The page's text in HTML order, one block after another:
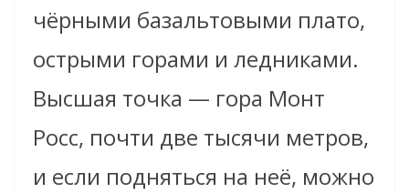
чёрными базальтовыми плато,
острыми горами и ледниками.
Высшая точка — гора Монт
Росс, почти две тысячи метров,
и если подняться на неё, можно